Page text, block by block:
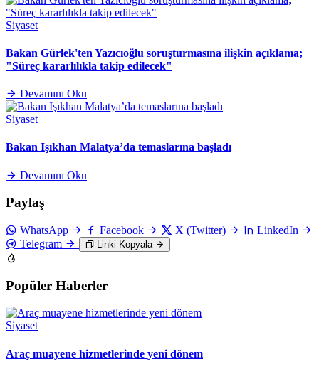
Siyaset
Bakan Gürlek'ten Yazıcıoğlu soruşturmasına ilişkin açıklama;
"Süreç kararlılıkla takip edilecek"
Devamını Oku
Siyaset
Bakan Işıkhan Malatya’da temaslarına başladı
Devamını Oku
Paylaş
WhatsApp Facebook X (Twitter)
LinkedIn
Telegram
Linki Kopyala
Popüler Haberler
Siyaset
Araç muayene hizmetlerinde yeni dönem